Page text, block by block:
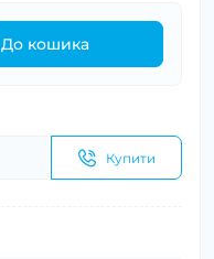
До кошика
Купити